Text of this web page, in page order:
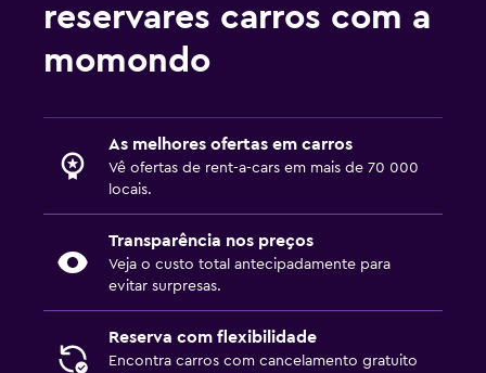
reservares carros com a
momondo
As melhores ofertas em carros
Vê ofertas de rent-a-cars em mais de 70 000
locais.
Transparência nos preços
Veja o custo total antecipadamente para
evitar surpresas.
Reserva com flexibilidade
Encontra carros com cancelamento gratuito